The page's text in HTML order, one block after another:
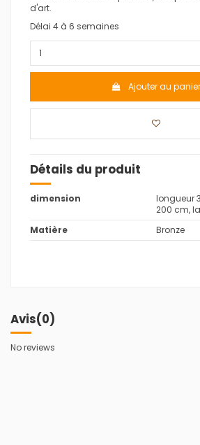
d'art.
Délai 4 à 6 semaines
Ajouter au panier
Détails du produit
dimension
longueur
200 cm,
Matière
Bronze
Avis(0)
No reviews